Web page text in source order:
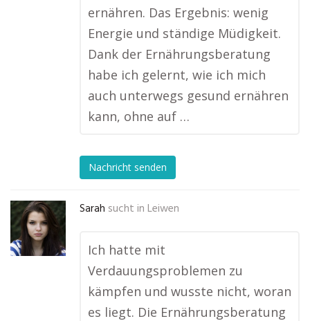
ernähren. Das Ergebnis: wenig
Energie und ständige Müdigkeit.
Dank der Ernährungsberatung
habe ich gelernt, wie ich mich
auch unterwegs gesund ernähren
kann, ohne auf …
Nachricht senden
Sarah sucht in Leiwen
Ich hatte mit
Verdauungsproblemen zu
kämpfen und wusste nicht, woran
es liegt. Die Ernährungsberatung